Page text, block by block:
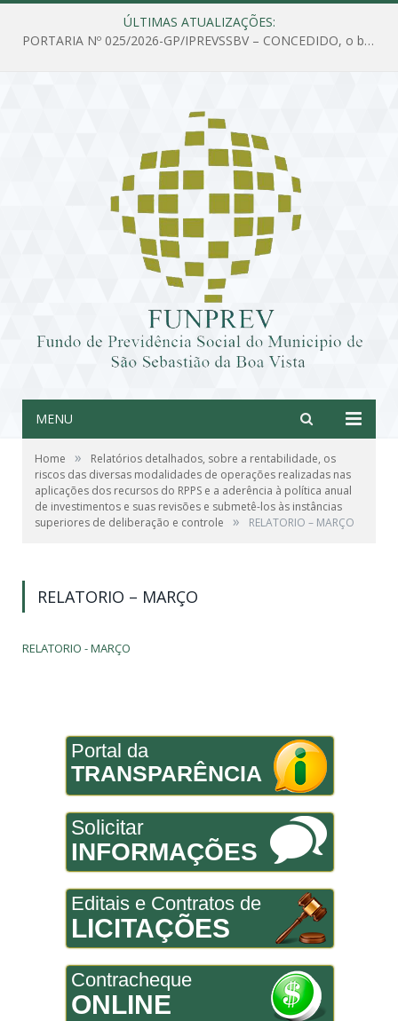
ÚLTIMAS ATUALIZAÇÕES:
PORTARIA Nº 025/2026-GP/IPREVSSBV – CONCEDIDO, o benefício de PENSÃO a MARIA ESTELA DOS SANTOS SOUZA
MENU
Home »
Relatórios detalhados, sobre a rentabilidade, os
riscos das diversas modalidades de operações realizadas nas
aplicações dos recursos do RPPS e a aderência à política anual
de investimentos e suas revisões e submetê-los às instâncias
superiores de deliberação e controle
» RELATORIO – MARÇO
RELATORIO – MARÇO
RELATORIO - MARÇO
Portal da
TRANSPARÊNCIA
Solicitar
INFORMAÇÕES
Editais e Contratos de
LICITAÇÕES
Contracheque
ONLINE